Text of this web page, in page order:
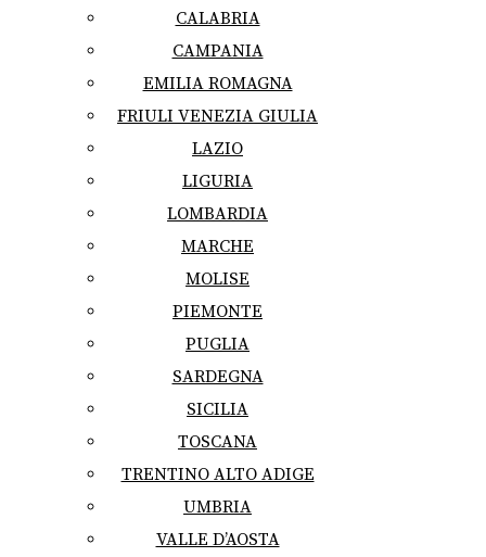
CALABRIA
CAMPANIA
EMILIA ROMAGNA
FRIULI VENEZIA GIULIA
LAZIO
LIGURIA
LOMBARDIA
MARCHE
MOLISE
PIEMONTE
PUGLIA
SARDEGNA
SICILIA
TOSCANA
TRENTINO ALTO ADIGE
UMBRIA
VALLE D’AOSTA